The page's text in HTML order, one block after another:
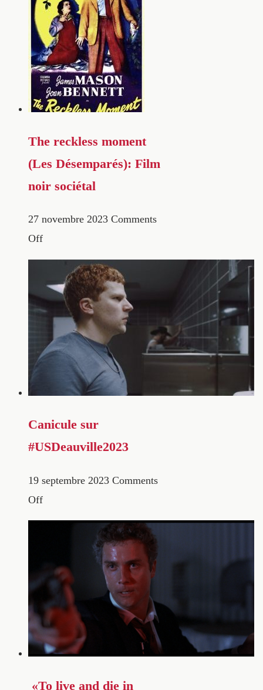
The reckless moment
(Les Désemparés): Film
noir sociétal
27 novembre 2023 Comments
Off
Canicule sur
#USDeauville2023
19 septembre 2023 Comments
Off
«To live and die in